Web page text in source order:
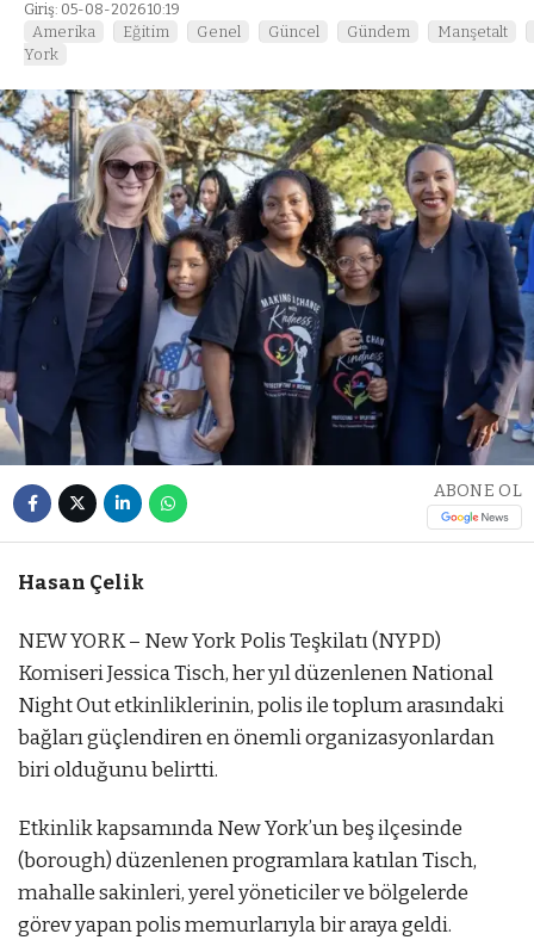
Giriş: 05-08-2026 10:19
Amerika Eğitim Genel Güncel Gündem
Manşetalt
York
ABONE OL
Hasan Çelik
NEW YORK – New York Polis Teşkilatı (NYPD)
Komiseri Jessica Tisch, her yıl düzenlenen National
Night Out etkinliklerinin, polis ile toplum arasındaki
bağları güçlendiren en önemli organizasyonlardan
biri olduğunu belirtti.
Etkinlik kapsamında New York’un beş ilçesinde
(borough) düzenlenen programlara katılan Tisch,
mahalle sakinleri, yerel yöneticiler ve bölgelerde
görev yapan polis memurlarıyla bir araya geldi.